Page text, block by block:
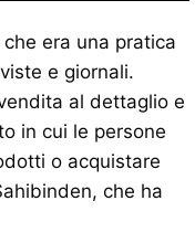
era una pratica
e giornali.
al dettaglio e
in cui le persone
o acquistare
che ha